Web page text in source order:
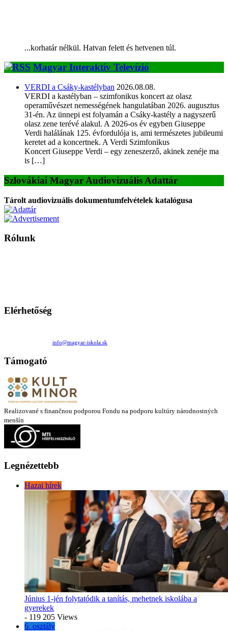
...korhatár nélkül. Hatvan felett és hetvenen túl.
Magyar Interaktív Televízió
VERDI a Csáky-kastélyban 2026.08.08.
VERDI a kastélyban – szimfonikus koncert az olasz
operaművészet nemességének hangulatában 2026. augusztus
31-én. Az ünnepi est folyamán a Csáky-kastély a nagyszerű
olasz zene terévé alakul. A 2026-os év egyben Giuseppe
Verdi halálának 125. évfordulója is, ami természetes jubileumi
keretet ad a koncertnek. A Verdi Szimfonikus
Koncert Giuseppe Verdi – egy zeneszerző, akinek zenéje ma
is […]
Szlovákiai Magyar Audiovizuális Adattár
Tárolt audiovizuális dokumentumfelvételek katalógusa
Rólunk
Elérhetőség
info@magyar-iskola.sk
Támogató
Realizované s finančnou podporou Fondu na podporu kultúry národnostných
menšín
Legnézettebb
Hazai hírek
Június 1-jén folytatódik a tanítás, mehetnek iskolába a
gyerekek
- 119 205 Views
6. osztály